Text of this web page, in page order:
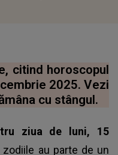
citind horoscopul
2025. Vezi
cu stângul.
ziua de luni, 15
zodiile au parte de un